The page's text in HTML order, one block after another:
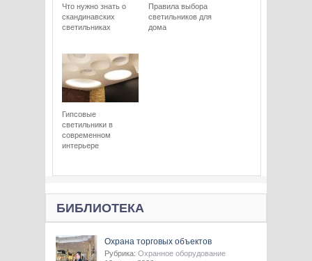
Что нужно знать о
скандинавских
светильниках
Правила выбора
светильников для
дома
Гипсовые
светильники в
современном
интерьере
БИБЛИОТЕКА
Охрана торговых объектов
Рубрика: Охранное оборудование